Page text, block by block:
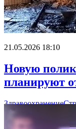
21.05.2026 18:10
Новую
планируют
Здравоохранение